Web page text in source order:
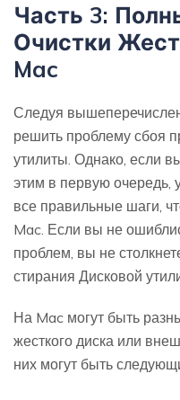
Часть 3:
Очистки
Mac
Следуя
решить проблему сбоя
утилиты. Однако, если
этим в первую очередь,
все правильные шаги,
Mac. Если вы не
проблем, вы не
стирания Дисковой
На Mac могут быть
жесткого диска или
них могут быть